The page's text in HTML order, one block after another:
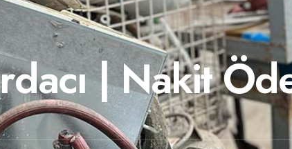
| Nakit